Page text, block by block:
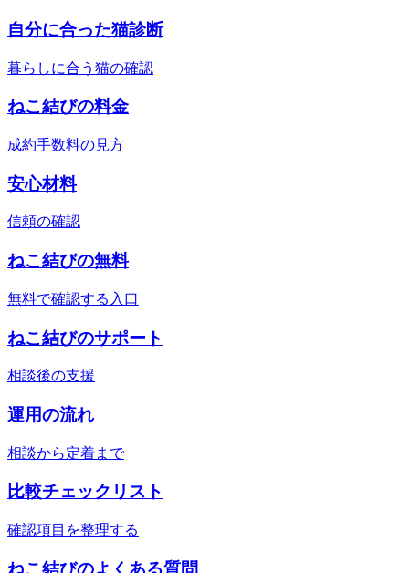
自分に合った猫診断
暮らしに合う猫の確認
ねこ結びの料金
成約手数料の見方
安心材料
信頼の確認
ねこ結びの無料
無料で確認する入口
ねこ結びのサポート
相談後の支援
運用の流れ
相談から定着まで
比較チェックリスト
確認項目を整理する
ねこ結びのよくある質問